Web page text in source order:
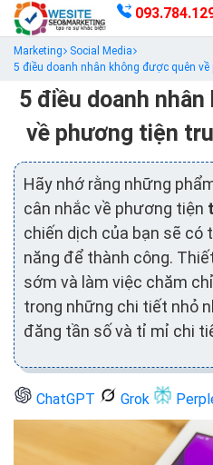
Marketing
Social Media
5 điều doanh nhân không được quên
5 điều doanh
về phương tiện
Hãy nhớ rằng những
cân nhắc về phương tiện
chiến dịch của bạn sẽ có
năng để thành công.
sớm và làm việc chăm
trong những chi tiết nhỏ
đăng tần số và tỉ mỉ chi
ChatGPT Grok